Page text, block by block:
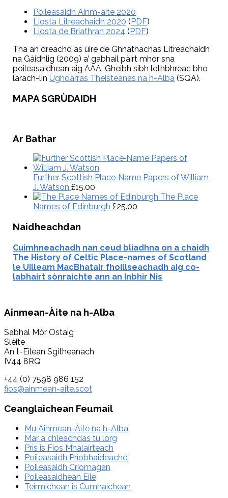
Poileasaidh Ainm-àite 2020
Liosta Litreachaidh 2020 ( PDF)
Liosta de Briathran 2024 ( PDF)
Tha an dreachd as ùire de Ghnàthachas Litreachaidh
na Gàidhlig (2009) a’ gabhail pàirt mhòr sna
poileasaidhean aig AÀA. Gheibh sibh lethbhreac bho
làrach-lìnÙghdarras Theisteanas na h-Alba (SQA).
Primary
MAPA SGRÙDAIDH
Ar Bathar
Further Scottish Place‑Name Papers of William
J. Watson £15.00
The Place
Names of Edinburgh £25.00
Naidheachdan
Cuimhneachadh nan ceud bliadhna on a chaidh
The History of Celtic Place-names of Scotland
le Uilleam MacBhatair fhoillseachadh aig co-
labhairt sònraichte ann an Inbhir Nis
Footer
Ainmean-Àite na h-Alba
Sabhal Mòr Ostaig
Slèite
An t-Eilean Sgitheanach
IV44 8RQ
+44 (0) 7598 986 152
fios@ainmean-aite.scot
Ceanglaichean Feumail
Mu Ainmean-Àite na h-Alba
Mar a chleachdas tu lorg
Prìs is Fios Mhalairteach
Poileasaidh Prìobhaideachd
Poileasaidh Criomagan
Poileasaidhean Eile
Teirmichean is Cumhaichean